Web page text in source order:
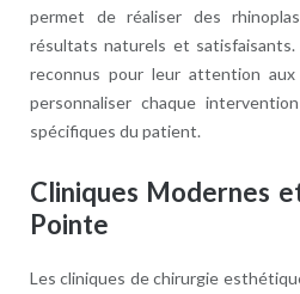
permet de réaliser des
résultats naturels et
reconnus pour leur attention
personnaliser chaque
spécifiques du patient.
Cliniques Modernes
Pointe
Les cliniques de chirurgie